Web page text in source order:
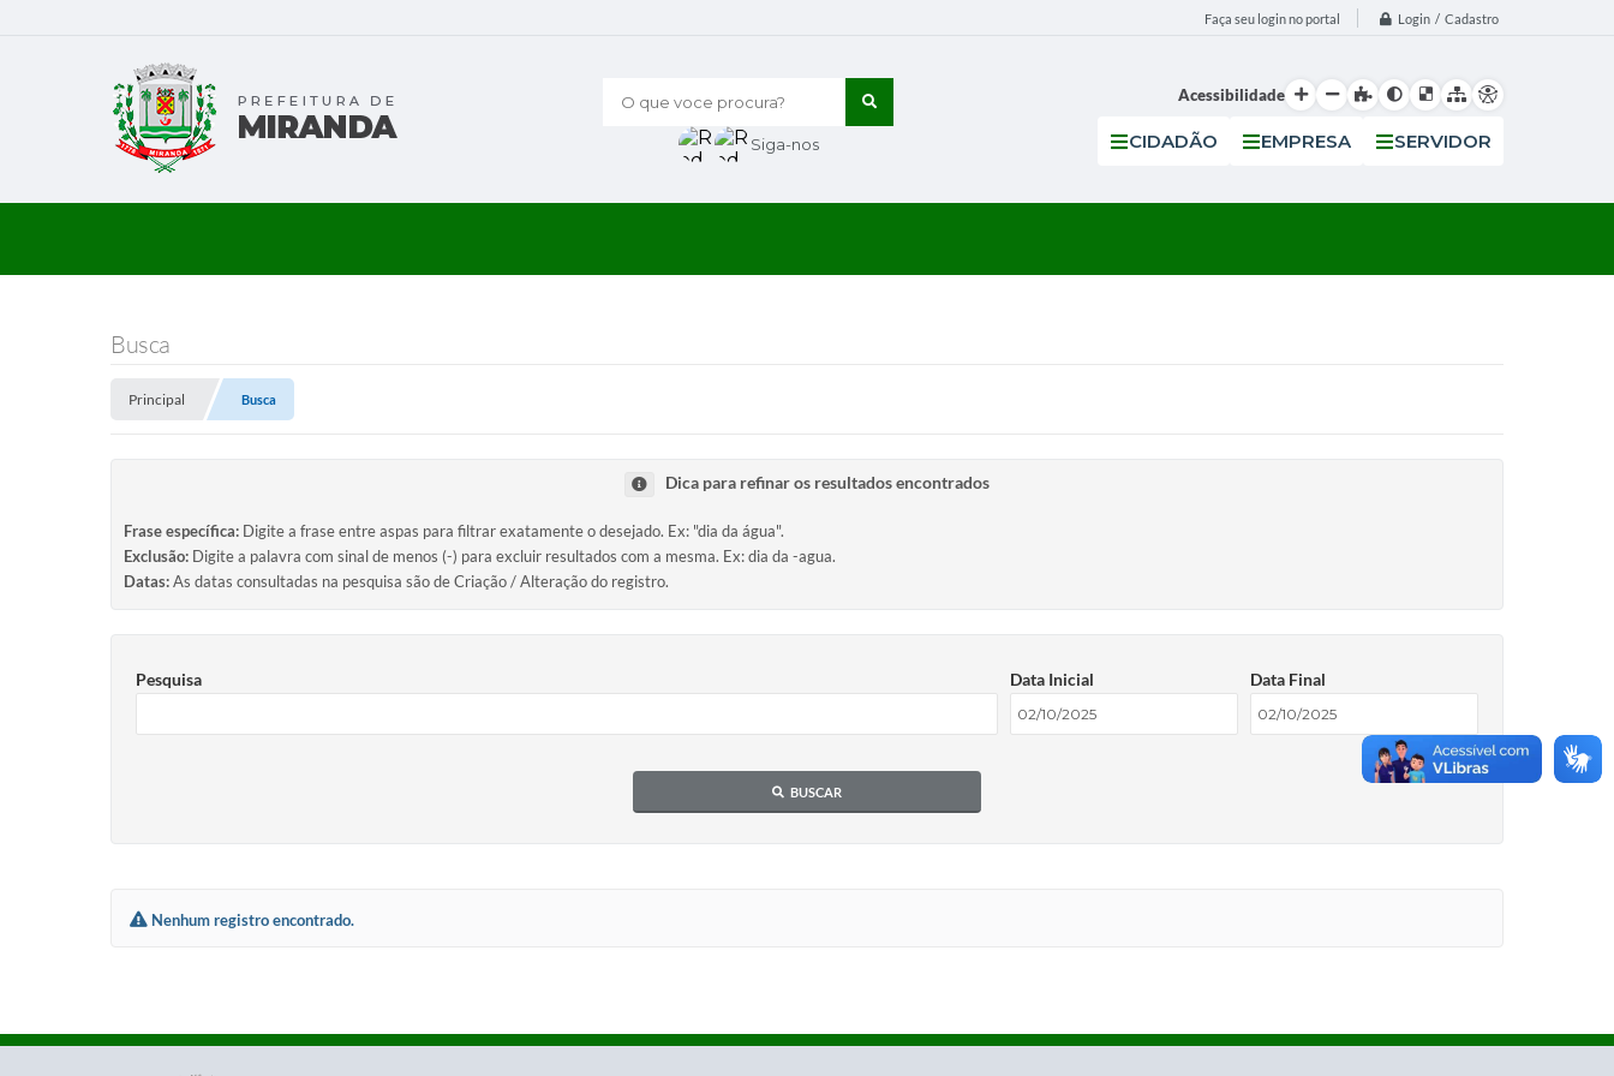
Faça seu login no portal Login / Cadastro
O que voce procura?
Siga-nos
Acessibilidade
CIDADÃO EMPRESA SERVIDOR
Busca
Principal Busca
Dica para refinar os resultados encontrados
Frase específica: Digite a frase entre aspas para filtrar exatamente o desejado. Ex: "dia da água".
Exclusão: Digite a palavra com sinal de menos (-) para excluir resultados com a mesma. Ex: dia da -agua.
Datas:As datas consultadas na pesquisa são de Criação / Alteração do registro.
Pesquisa Data Inicial Data Final
BUSCAR
Nenhum registro encontrado.